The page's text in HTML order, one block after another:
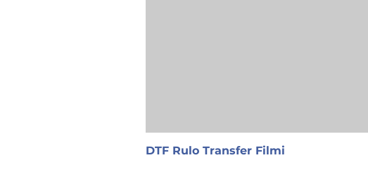
DTF Rulo Transfer Filmi